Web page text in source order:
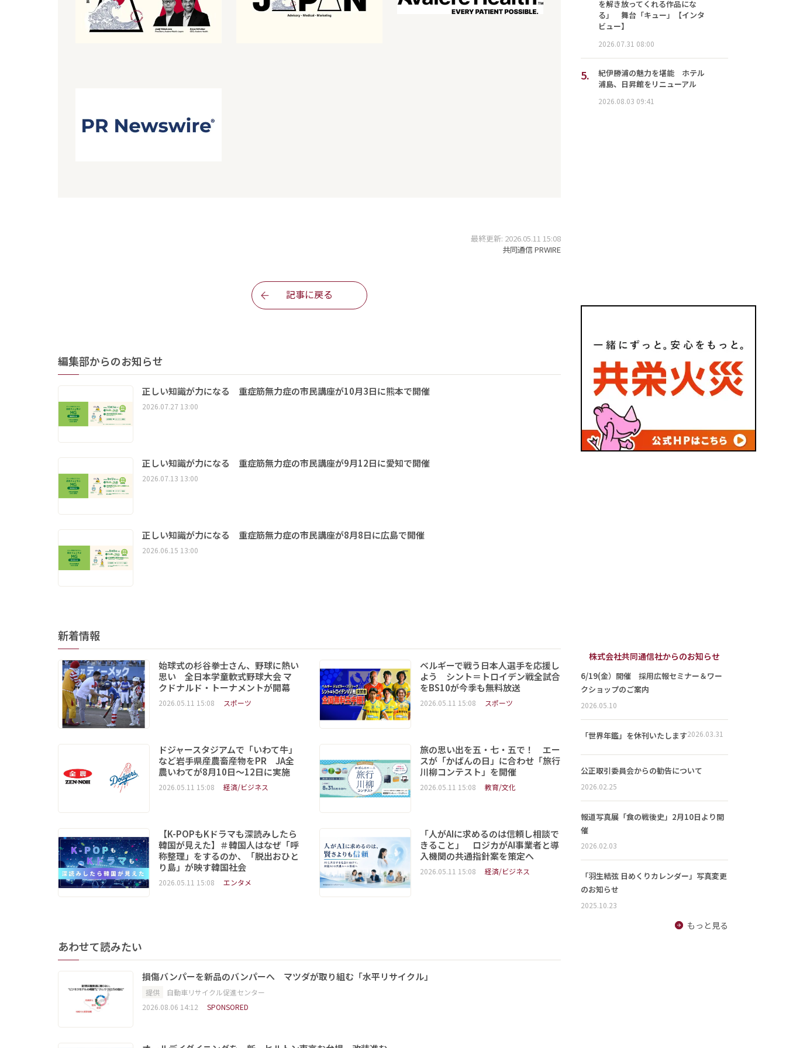
最終更新: 2026.05.11 15:08
共同通信 PRWIRE
記事に戻る
編集部からのお知らせ
正しい知識が力になる 重症筋無力症の市民講座が10月3日に熊本で開催
2026.07.27 13:00
正しい知識が力になる 重症筋無力症の市民講座が9月12日に愛知で開催
2026.07.13 13:00
正しい知識が力になる 重症筋無力症の市民講座が8月8日に広島で開催
2026.06.15 13:00
新着情報
始球式の杉谷拳士さん、野球に熱い
思い 全日本学童軟式野球大会 マ
クドナルド・トーナメントが開幕
2026.05.11 15:08 スポーツ
ベルギーで戦う日本人選手を応援し
よう シント＝トロイデン戦全試合
をBS10が今季も無料放送
2026.05.11 15:08 スポーツ
ドジャースタジアムで「いわて牛」
など岩手県産農畜産物をPR JA全
農いわてが8月10日～12日に実施
2026.05.11 15:08 経済/ビジネス
旅の思い出を五・七・五で！ エー
スが「かばんの日」に合わせ「旅行
川柳コンテスト」を開催
2026.05.11 15:08 教育/文化
【K-POPもKドラマも深読みしたら
韓国が見えた】＃韓国人はなぜ「呼
称整理」をするのか、「脱出おひと
り島」が映す韓国社会
2026.05.11 15:08 エンタメ
「人がAIに求めるのは信頼し相談で
きること」 ロジカがAI事業者と導
入機関の共通指針案を策定へ
2026.05.11 15:08 経済/ビジネス
あわせて読みたい
損傷バンパーを新品のバンパーへ マツダが取り組む「水平リサイクル」
提供
自動車リサイクル促進センター
2026.08.06 14:12
SPONSORED
を解き放ってくれる作品にな
る」 舞台「キュー」【インタ
ビュー】
2026.07.31 08:00
5.
紀伊勝浦の魅力を堪能 ホテル
浦島、日昇館をリニューアル
2026.08.03 09:41
株式会社共同通信社からのお知らせ
6/19(金）開催 採用広報セミナー＆ワー
クショップのご案内
2026.05.10
「世界年鑑」を休刊いたします2026.03.31
公正取引委員会からの勧告について
2026.02.25
報道写真展「食の戦後史」2月10日より開
催
2026.02.03
「羽生結弦 日めくりカレンダー」写真変更
のお知らせ
2025.10.23
もっと見る